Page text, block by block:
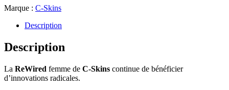
Marque : C-Skins
Description
Description
La ReWired femme de C-Skins continue de bénéficier
d’innovations radicales.